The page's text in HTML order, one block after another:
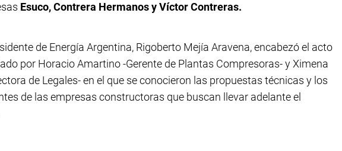
Esuco, Contrera Hermanos y Víctor Contreras.
de Energía Argentina, Rigoberto Mejía Aravena, encabezó el acto
por Horacio Amartino -Gerente de Plantas Compresoras- y Ximena
de Legales- en el que se conocieron las propuestas técnicas y los
de las empresas constructoras que buscan llevar adelante el